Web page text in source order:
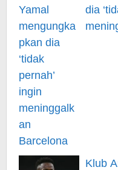
dia
Klub